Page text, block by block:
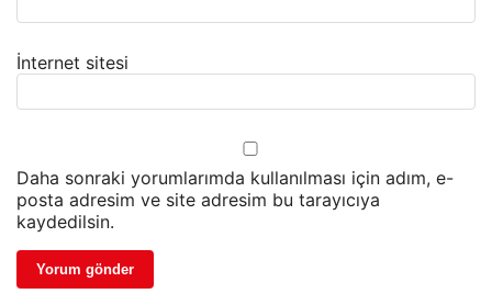
İnternet sitesi
Daha sonraki yorumlarımda kullanılması için adım, e-
posta adresim ve site adresim bu tarayıcıya
kaydedilsin.